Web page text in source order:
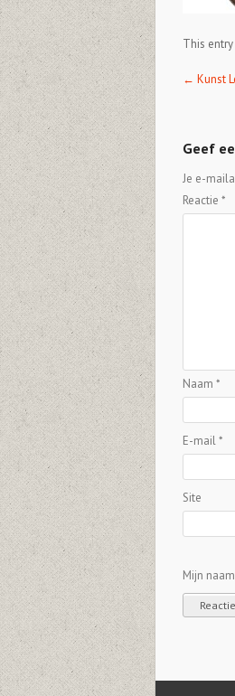
This
Post
← Kunst
Geef
Je e-
Reactie *
Naam *
E-mail*
Site
Mijn